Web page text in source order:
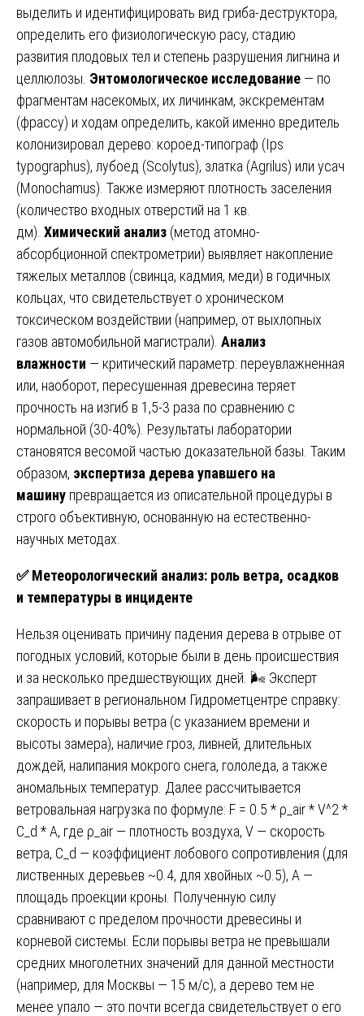
выделить и идентифицировать вид гриба-деструктора,
определить его физиологическую расу, стадию
развития плодовых тел и степень разрушения лигнина и
целлюлозы. Энтомологическое исследование — по
фрагментам насекомых, их личинкам, экскрементам
(фрассу) и ходам определить, какой именно вредитель
колонизировал дерево: короед-типограф (Ips
typographus), лубоед (Scolytus), златка (Agrilus) или усач
(Monochamus). Также измеряют плотность заселения
(количество входных отверстий на 1 кв.
дм). Химический анализ (метод атомно-
абсорбционной спектрометрии) выявляет накопление
тяжелых металлов (свинца, кадмия, меди) в годичных
кольцах, что свидетельствует о хроническом
токсическом воздействии (например, от выхлопных
газов автомобильной магистрали). Анализ
влажности — критический параметр: переувлажненная
или, наоборот, пересушенная древесина теряет
прочность на изгиб в 1,5-3 раза по сравнению с
нормальной (30-40%). Результаты лаборатории
становятся весомой частью доказательной базы. Таким
образом, экспертиза дерева упавшего на
машину превращается из описательной процедуры в
строго объективную, основанную на естественно-
научных методах.
✅Метеорологический анализ: роль ветра, осадков
и температуры в инциденте
Нельзя оценивать причину падения дерева в отрыве от
погодных условий, которые были в день происшествия
и за несколько предшествующих дней. 🌬️ Эксперт
запрашивает в региональном Гидрометцентре справку:
скорость и порывы ветра (с указанием времени и
высоты замера), наличие гроз, ливней, длительных
дождей, налипания мокрого снега, гололеда, а также
аномальных температур. Далее рассчитывается
ветровальная нагрузка по формуле: F = 0.5 * ρ_air * V^2 *
C_d * A, где ρ_air — плотность воздуха, V — скорость
ветра, C_d — коэффициент лобового сопротивления (для
лиственных деревьев ~0.4, для хвойных ~0.5), A —
площадь проекции кроны. Полученную силу
сравнивают с пределом прочности древесины и
корневой системы. Если порывы ветра не превышали
средних многолетних значений для данной местности
(например, для Москвы — 15 м/с), а дерево тем не
менее упало — это почти всегда свидетельствует о его